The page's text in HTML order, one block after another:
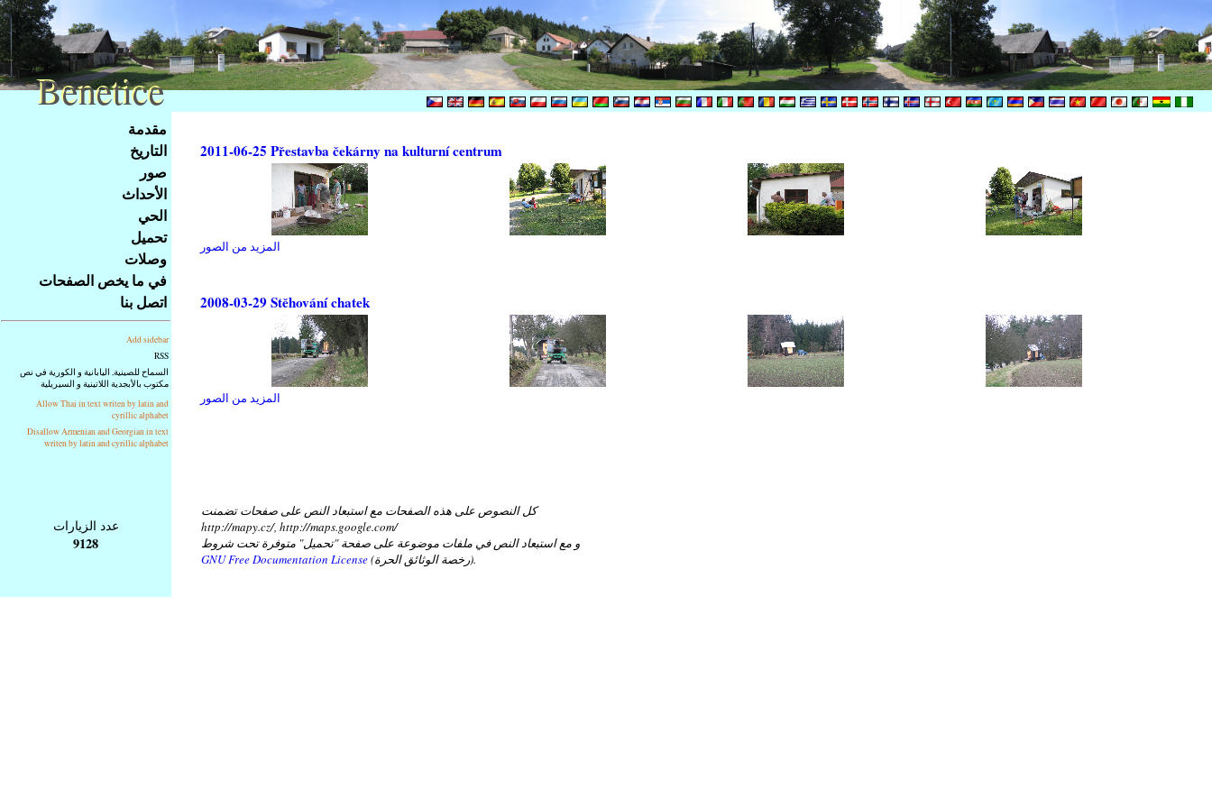
základní
strana
مقدمة
التاريخ
صور
الأحداث
الحي
تحميل
وصلات
في ما يخص الصفحات
اتصل بنا
Add sidebar
RSS
السماح للصينية, اليابانية و الكورية في نص
مكتوب بالأبجدية اللاتينية و السيريلية
Allow Thai in text writen by latin and
cyrillic alphabet
Disallow Armenian and Georgian in text
writen by latin and cyrillic alphabet
2011-06-25 Přestavba čekárny na kulturní centrum
المزيد من الصور
2008-03-29 Stěhování chatek
المزيد من الصور
عدد الزيارات
9128
كل النصوص على هذه الصفحات مع استبعاد النص على صفحات تضمنت
http://mapy.cz/, http://maps.google.com/
و مع استبعاد النص في ملفات موضوعة على صفحة "تحميل" متوفرة تحت شروط
GNU Free Documentation License
(رخصة الوثائق الحرة).
Benetice
Benetice